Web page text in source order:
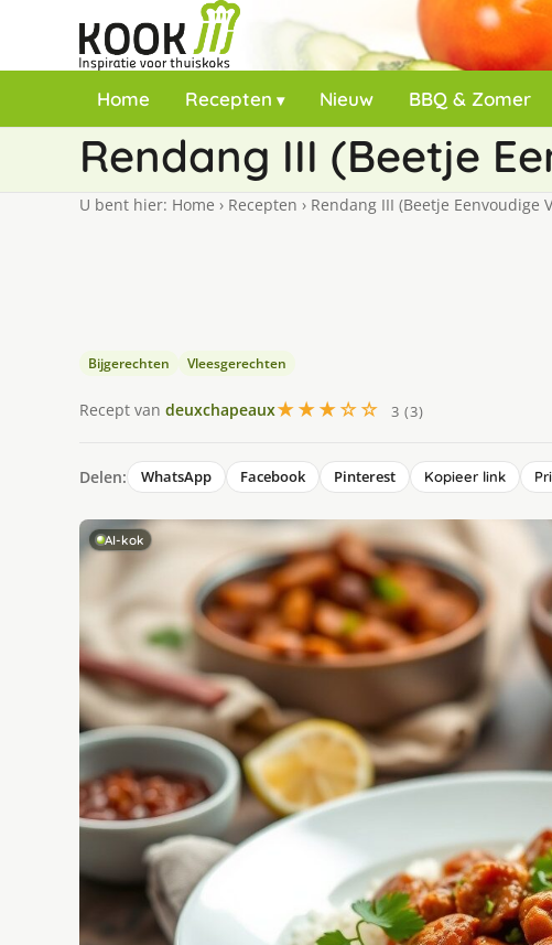
Home Recepten Nieuw BBQ & Zomer
Rendang III (Beetje
U bent hier: Home › Recepten › Rendang III (Beetje Eenvoudige
Bijgerechten Vleesgerechten
Recept van deuxchapeaux★★★☆☆ 3 (3)
Delen: WhatsApp Facebook Pinterest Kopieer link
AI-kok